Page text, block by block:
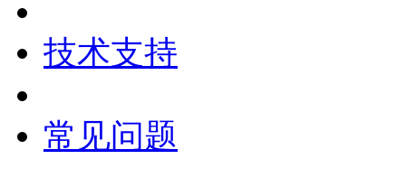
技术支持
常见问题